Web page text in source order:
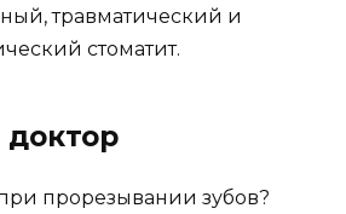
травматический и
стоматит.
доктор
прорезывании зубов?